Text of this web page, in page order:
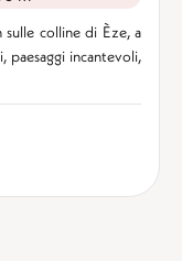
sulle colline di Èze, a
paesaggi incantevoli,